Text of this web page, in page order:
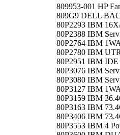
809953-001 HP
809G9 DELL
80P2293 IBM
80P2388 IBM
80P2764 IBM
80P2780 IBM
80P2951 IBM
80P3076 IBM
80P3080 IBM
80P3127 IBM
80P3159 IBM
80P3163 IBM
80P3406 IBM
80P3553 IBM 4